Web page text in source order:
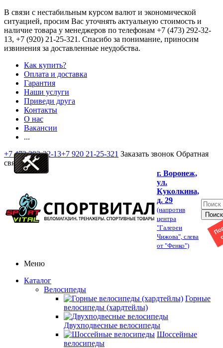
В связи с нестабильным курсом валют и экономической
ситуацией, просим Вас уточнять актуальную стоимость и
наличие товара у менеджеров по телефонам +7 (473) 292-32-
13, +7 (920) 21-25-321 . Спасибо за понимание, приносим
извинения за доставленные неудобства.
Как купить?
Оплата и доставка
Гарантия
Наши услуги
Приведи друга
Контакты
О нас
Вакансии
...
+7 473 292-32-13+7 920 21-25-321 Заказать звонок Обратная
связь
г. Воронеж,
ул.
Куколкина,
д. 29
(напротив
центра
"Галереи
Чижова", слева
от "Фенко")
Меню
Каталог
Велосипеды
Горные
велосипеды (хардтейлы)
Двухподвесные велосипеды
Шоссейные
велосипеды